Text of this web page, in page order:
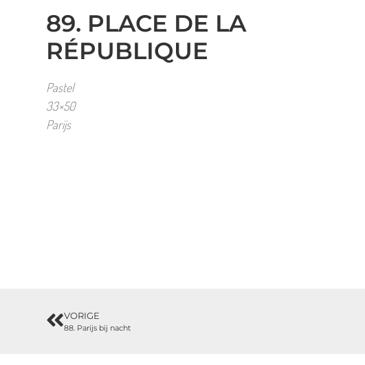
89. PLACE DE LA
RÉPUBLIQUE
Pastel
33×50
Parijs
VORIGE
88. Parijs bij nacht